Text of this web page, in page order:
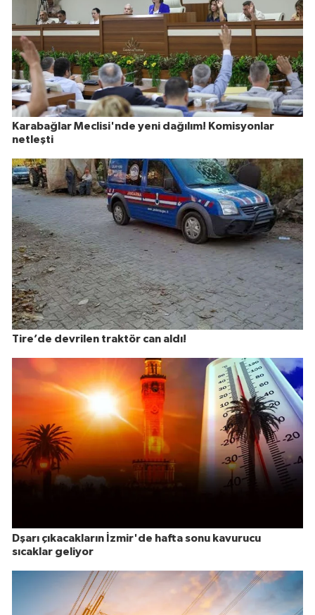
Karabağlar Meclisi'nde yeni dağılım! Komisyonlar
netleşti
Tire’de devrilen traktör can aldı!
Dşarı çıkacakların İzmir'de hafta sonu kavurucu
sıcaklar geliyor